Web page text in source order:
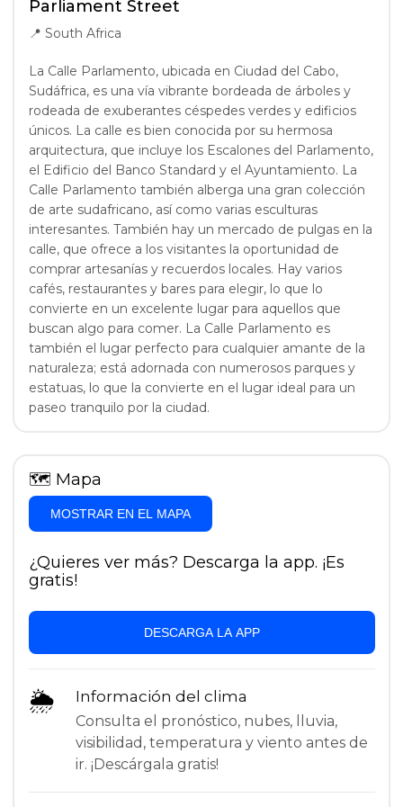
Parliament Street
📍 South Africa
La Calle Parlamento, ubicada en Ciudad del Cabo,
Sudáfrica, es una vía vibrante bordeada de árboles y
rodeada de exuberantes céspedes verdes y edificios
únicos. La calle es bien conocida por su hermosa
arquitectura, que incluye los Escalones del Parlamento,
el Edificio del Banco Standard y el Ayuntamiento. La
Calle Parlamento también alberga una gran colección
de arte sudafricano, así como varias esculturas
interesantes. También hay un mercado de pulgas en la
calle, que ofrece a los visitantes la oportunidad de
comprar artesanías y recuerdos locales. Hay varios
cafés, restaurantes y bares para elegir, lo que lo
convierte en un excelente lugar para aquellos que
buscan algo para comer. La Calle Parlamento es
también el lugar perfecto para cualquier amante de la
naturaleza; está adornada con numerosos parques y
estatuas, lo que la convierte en el lugar ideal para un
paseo tranquilo por la ciudad.
🗺 Mapa
MOSTRAR EN EL MAPA
¿Quieres ver más? Descarga la app. ¡Es
gratis!
DESCARGA LA APP
🌦 Información del clima
Consulta el pronóstico, nubes, lluvia,
visibilidad, temperatura y viento antes de
ir. ¡Descárgala gratis!